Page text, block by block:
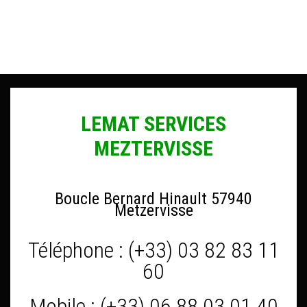
LEMAT SERVICES
MEZTERVISSE
Boucle Bernard Hinault 57940
Metzervisse
Téléphone : (+33) 03 82 83 11
60